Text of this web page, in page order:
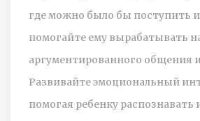
где можно было бы поступить
помогайте ему вырабатывать
аргументированного общения
Развивайте эмоциональный
помогая ребенку распознавать